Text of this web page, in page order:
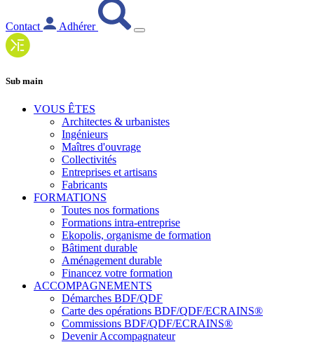
Contact Adhérer
Sub main
VOUS ÊTES
Architectes & urbanistes
Ingénieurs
Maîtres d'ouvrage
Collectivités
Entreprises et artisans
Fabricants
FORMATIONS
Toutes nos formations
Formations intra-entreprise
Ekopolis, organisme de formation
Bâtiment durable
Aménagement durable
Financez votre formation
ACCOMPAGNEMENTS
Démarches BDF/QDF
Carte des opérations BDF/QDF/ECRAINS®
Commissions BDF/QDF/ECRAINS®
Devenir Accompagnateur